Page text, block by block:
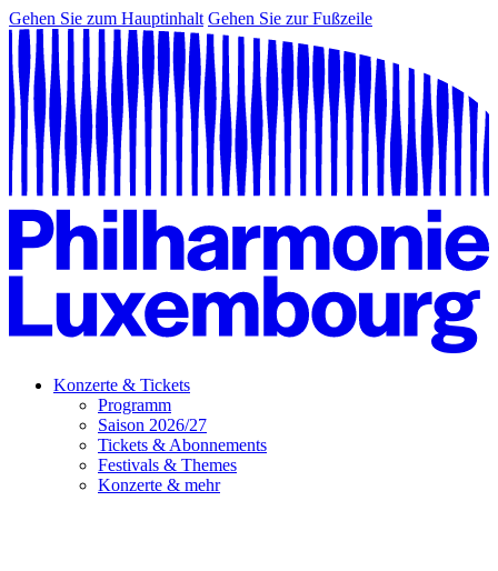
Gehen Sie zum Hauptinhalt Gehen Sie zur Fußzeile
Konzerte & Tickets
Programm
Saison 2026/27
Tickets & Abonnements
Festivals & Themes
Konzerte & mehr